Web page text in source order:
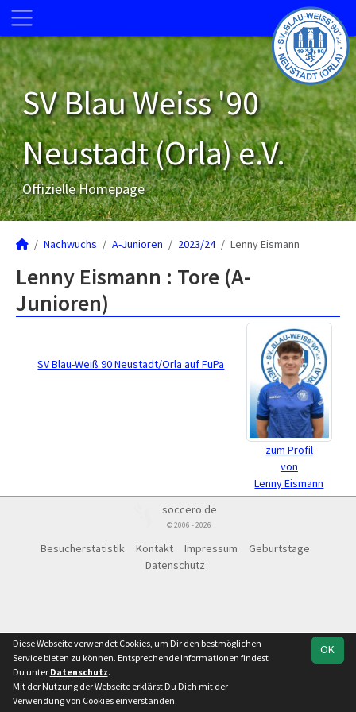
SV Blau Weiss '90
Neustadt (Orla) e.V.
Offizielle Homepage
Nachwuchs A-Junioren 2023/24 Lenny Eismann
Lenny Eismann : Tore (A-
Junioren)
zum Profil
von
Lenny Eismann
SV Blau-Weiß 90 Neustadt/Orla auf FuPa
soccero.de
© 2006 - 2026
Besucherstatistik Kontakt Impressum
Geburtstage
Datenschutz
OK
Diese Webseite verwendet Cookies, um Dir den bestmöglichen
Service bieten zu können. Entsprechende Informationen findest
Du unter Datenschutz.
Mit der Nutzung der Webseite erklärst Du Dich mit der
Verwendung von Cookies einverstanden.